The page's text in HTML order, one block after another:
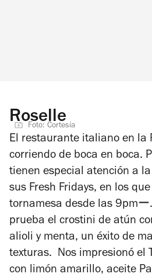
Roselle
Foto: Cortesía
El restaurante italiano en la
corriendo de boca en boca.
tienen especial atención a
sus Fresh Fridays, en los
tornamesa desde las 9pm
prueba el crostini de atún
alioli y menta, un éxito de
texturas. Nos impresionó el
con limón amarillo, aceite